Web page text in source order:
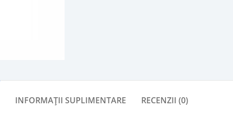
INFORMAȚII SUPLIMENTARE RECENZII (0)